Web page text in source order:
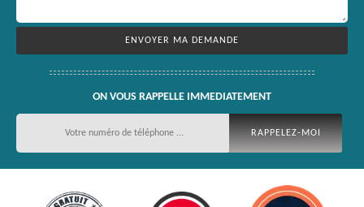
ON VOUS RAPPELLE IMMEDIATEMENT